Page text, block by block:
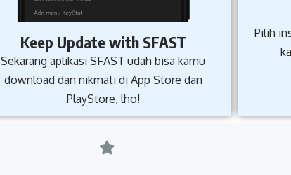
Keep Update with SFAST
Sekarang aplikasi SFAST udah bisa kamu
download dan nikmati di App Store dan
PlayStore, lho!
Pilih